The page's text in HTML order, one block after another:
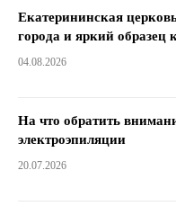
Екатерининская
города и яркий образец
04.08.2026
На что обратить
электроэпиляции
20.07.2026